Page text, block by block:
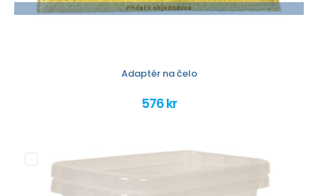
Přidat k objednávce
Adaptér na čelo
576 kr